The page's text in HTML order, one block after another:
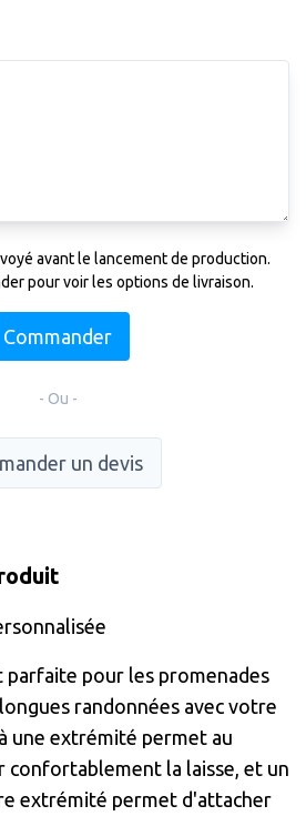
avant le lancement de production.
pour voir les options de livraison.
Commander
- Ou -
un devis
parfaite pour les promenades
randonnées avec votre
une extrémité permet au
confortablement la laisse, et un
extrémité permet d'attacher